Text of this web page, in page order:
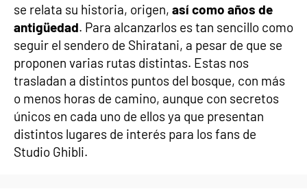
se relata su historia, origen, así como años de
antigüedad. Para alcanzarlos es tan sencillo como
seguir el sendero de Shiratani, a pesar de que se
proponen varias rutas distintas. Estas nos
trasladan a distintos puntos del bosque, con más
o menos horas de camino, aunque con secretos
únicos en cada uno de ellos ya que presentan
distintos lugares de interés para los fans de
Studio Ghibli.